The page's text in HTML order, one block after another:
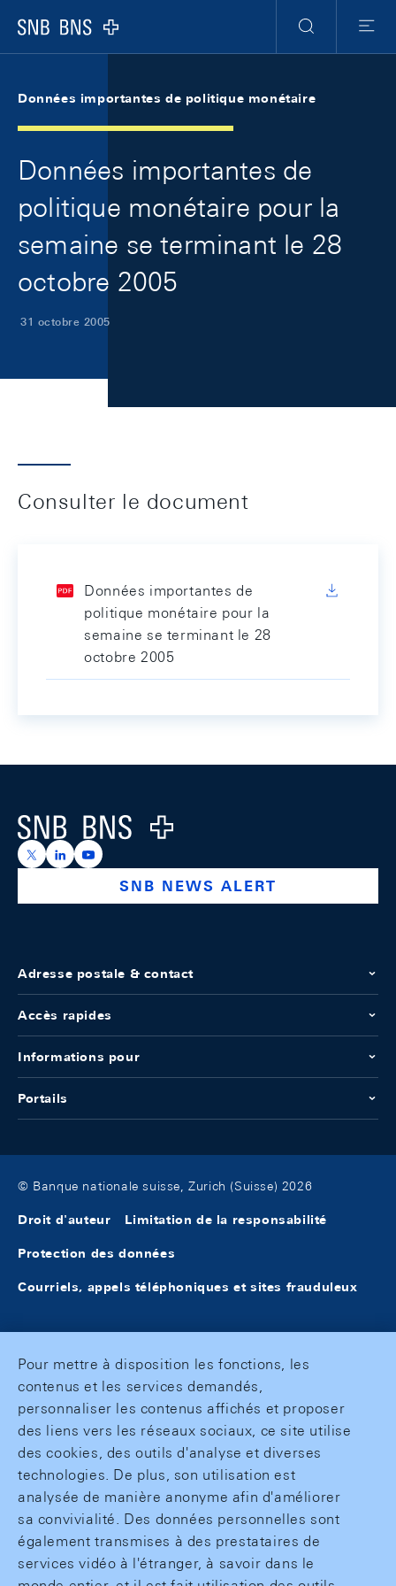
Logo
RechercheMenu
Données importantes de politique monétaire
Données importantes de
politique monétaire pour la
semaine se terminant le 28
octobre 2005
31 octobre 2005
Consulter le document
Données importantes de
politique monétaire pour la
semaine se terminant le 28
octobre 2005
Logo
https://x.com/snb_bns
https://ch.linkedin.com/company/swiss-national-
https://www.youtube.com/@swissnationalbank
SNB NEWS ALERT
Adresse postale & contact
Accès rapides
Informations pour
Portails
© Banque nationale suisse, Zurich (Suisse) 2026
Droit d'auteur Limitation de la responsabilité
Protection des données
Courriels, appels téléphoniques et sites frauduleux
Pour mettre à disposition les fonctions, les
contenus et les services demandés,
personnaliser les contenus affichés et proposer
des liens vers les réseaux sociaux, ce site utilise
des cookies, des outils d'analyse et diverses
technologies. De plus, son utilisation est
analysée de manière anonyme afin d'améliorer
sa convivialité. Des données personnelles sont
également transmises à des prestataires de
services vidéo à l'étranger, à savoir dans le